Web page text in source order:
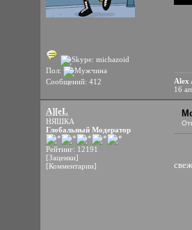
Пол:
Сообщений: 412
Alex
16
A][eL
НЯШКА
Глобальный Модератор
Рейтинг: 12191
[Заценки]
[Комментарии]